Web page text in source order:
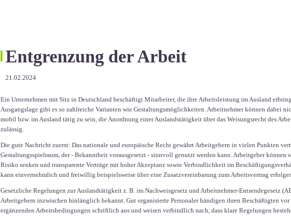
Entgrenzung der Arbeit
21.02.2024
Ein Unternehmen mit Sitz in Deutschland beschäftigt Mitarbeiter, die ihre Arbeitsleistung im Ausland
Ausgangslage gibt es so zahlreiche Varianten wie Gestaltungsmöglichkeiten. Arbeitnehmer können dabei
mobil bzw. im Ausland tätig zu sein, die Anordnung einer Auslandstätigkeit über das Weisungsrecht des
zulässig.
Die gute Nachricht zuerst: Das nationale und europäische Recht gewährt Arbeitgebern in vielen Punkten
Gestaltungsspielraum, der - Bekanntheit vorausgesetzt - sinnvoll genutzt werden kann. Arbeitgeber können
Risiko senken und transparente Verträge mit hoher Akzeptanz sowie Verbindlichkeit im
kann einvernehmlich und freiwillig beispielsweise über eine Zusatzvereinbarung zum Arbeitsvertrag
Gesetzliche Regelungen zur Auslandtätigkeit z. B. im Nachweisgesetz und Arbeitnehmer-Entsendegesetz
Arbeitgebern inzwischen hinlänglich bekannt. Gut organisierte Personaler händigen ihren Beschäftigten vor
ergänzenden Arbeitsbedingungen schriftlich aus und weisen verbindlich nach, dass klare Regelungen